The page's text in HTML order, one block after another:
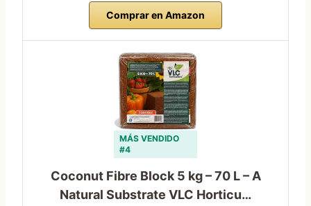
Comprar en Amazon
MÁS VENDIDO
#4
Coconut Fibre Block 5 kg – 70 L – A
Natural Substrate VLC Horticu…